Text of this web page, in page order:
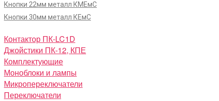
Кнопки 22мм металл КМЕмС
Кнопки 30мм металл КЕмС
Контактор ПК-LC1D
Джойстики ПК-12, КПЕ
Комплектующие
Моноблоки и лампы
Микропереключатели
Переключатели